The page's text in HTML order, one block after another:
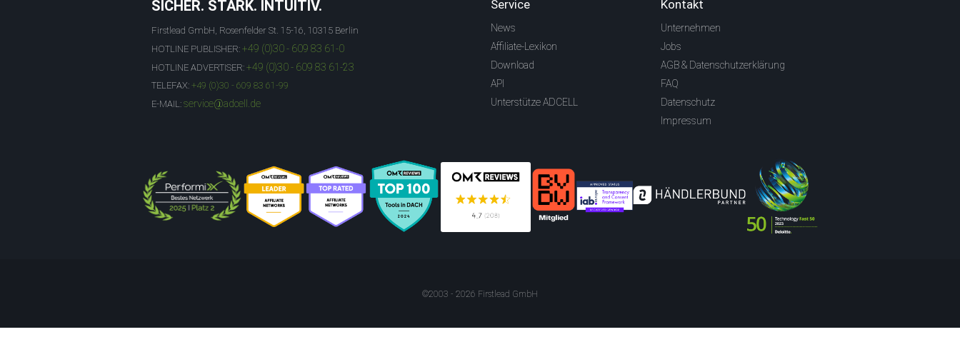
SICHER. STARK. INTUITIV.
Firstlead GmbH, Rosenfelder St. 15-16, 10315 Berlin
HOTLINE PUBLISHER: +49 (0)30 - 609 83 61-0
HOTLINE ADVERTISER: +49 (0)30 - 609 83 61-23
TELEFAX: +49 (0)30 - 609 83 61-99
E-MAIL: service@adcell.de
Service
News
Affiliate-Lexikon
Download
API
Unterstütze ADCELL
Kontakt
Unternehmen
Jobs
AGB & Datenschutzerklärung
FAQ
Datenschutz
Impressum
©2003 - 2026 Firstlead GmbH